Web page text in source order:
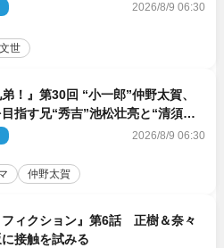
2026/8/9 06:30
世
！』第30回 “小一郎”仲野太賀、
指す兄“秀吉”池松壮亮と“清須会
2026/8/9 06:30
仲野太賀
フィクション』第6話 正樹＆奈々
接触を試みる